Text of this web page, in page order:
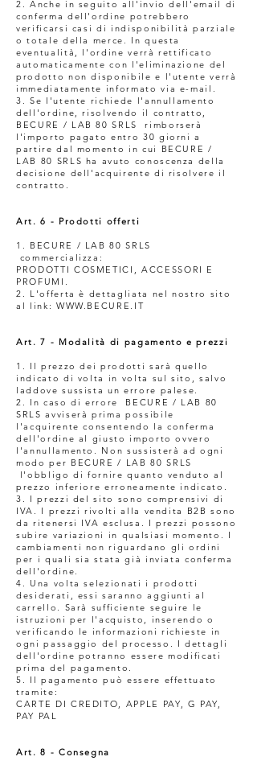
2. Anche in seguito all'invio dell'email di
conferma dell'ordine potrebbero
verificarsi casi di indisponibilità parziale
o totale della merce. In questa
eventualità, l'ordine verrà rettificato
automaticamente con l'eliminazione del
prodotto non disponibile e l'utente verrà
immediatamente informato via e-mail.
3. Se l'utente richiede l'annullamento
dell'ordine, risolvendo il contratto,
BECURE / LAB 80 SRLS rimborserà
l'importo pagato entro 30 giorni a
partire dal momento in cui BECURE /
LAB 80 SRLS ha avuto conoscenza della
decisione dell'acquirente di risolvere il
contratto.
Art. 6 - Prodotti offerti
1. BECURE / LAB 80 SRLS
commercializza:
PRODOTTI COSMETICI, ACCESSORI E
PROFUMI.
2. L'offerta è dettagliata nel nostro sito
al link: WWW.BECURE.IT
Art. 7 - Modalità di pagamento e prezzi
1. Il prezzo dei prodotti sarà quello
indicato di volta in volta sul sito, salvo
laddove sussista un errore palese.
2. In caso di errore BECURE / LAB 80
SRLS avviserà prima possibile
l'acquirente consentendo la conferma
dell'ordine al giusto importo ovvero
l'annullamento. Non sussisterà ad ogni
modo per BECURE / LAB 80 SRLS
l'obbligo di fornire quanto venduto al
prezzo inferiore erroneamente indicato.
3. I prezzi del sito sono comprensivi di
IVA. I prezzi rivolti alla vendita B2B sono
da ritenersi IVA esclusa. I prezzi possono
subire variazioni in qualsiasi momento. I
cambiamenti non riguardano gli ordini
per i quali sia stata già inviata conferma
dell'ordine.
4. Una volta selezionati i prodotti
desiderati, essi saranno aggiunti al
carrello. Sarà sufficiente seguire le
istruzioni per l'acquisto, inserendo o
verificando le informazioni richieste in
ogni passaggio del processo. I dettagli
dell'ordine potranno essere modificati
prima del pagamento.
5. Il pagamento può essere effettuato
tramite:
CARTE DI CREDITO, APPLE PAY, G PAY,
PAY PAL
Art. 8 - Consegna